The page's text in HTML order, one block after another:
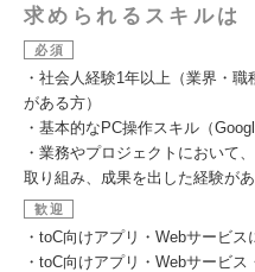
求められるスキルは
必須
・社会人経験1年以上（業界・
がある方）
・基本的なPC操作スキル（
・業務やプロジェクトにおいて
取り組み、成果を出した経験が
歓迎
・toC向けアプリ・Webサービ
・toC向けアプリ・Webサービ